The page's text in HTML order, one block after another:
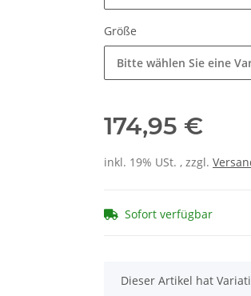
Größe
Bitte wählen Sie eine
174,95 €
inkl. 19% USt. , zzgl.
Sofort verfügbar
x
Dieser Artikel hat